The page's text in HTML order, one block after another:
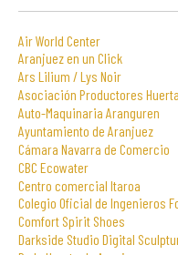
Air World Center
Aranjuez en un Click
Ars Lilium / Lys Noir
Asociación Productores
Auto-Maquinaria Aranguren
Ayuntamiento de Aranjuez
Cámara Navarra de Comercio
CBC Ecowater
Centro comercial Itaroa
Colegio Oficial de Ingenieros
Comfort Spirit Shoes
Darkside Studio Digital